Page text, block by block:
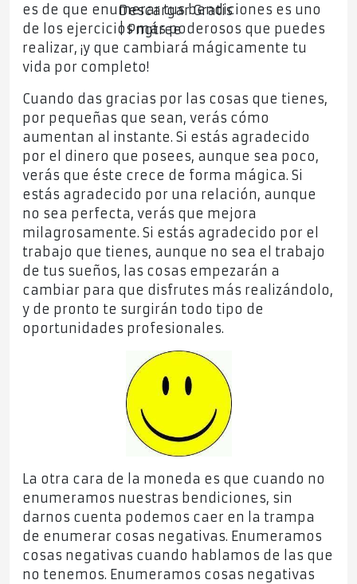
es de que enumerar tus bendiciones es uno
de los ejercicios más poderosos que puedes
realizar, ¡y que cambiará mágicamente tu
vida por completo!
Cuando das gracias por las cosas que tienes,
por pequeñas que sean, verás cómo
aumentan al instante. Si estás agradecido
por el dinero que posees, aunque sea poco,
verás que éste crece de forma mágica. Si
estás agradecido por una relación, aunque
no sea perfecta, verás que mejora
milagrosamente. Si estás agradecido por el
trabajo que tienes, aunque no sea el trabajo
de tus sueños, las cosas empezarán a
cambiar para que disfrutes más realizándolo,
y de pronto te surgirán todo tipo de
oportunidades profesionales.
La otra cara de la moneda es que cuando no
enumeramos nuestras bendiciones, sin
darnos cuenta podemos caer en la trampa
de enumerar cosas negativas. Enumeramos
cosas negativas cuando hablamos de las que
no tenemos. Enumeramos cosas negativas